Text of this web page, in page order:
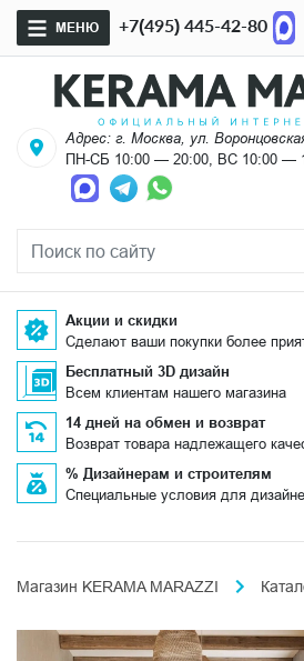
МЕНЮ +7(495) 445-42-80
Адрес: г. Москва, ул.
ПН-СБ 10:00 — 20:00, ВС 10:00 —
Акции и скидки
Сделают ваши покупки более
Бесплатный 3D дизайн
Всем клиентам нашего магазина
14 дней на обмен и возврат
Возврат товара надлежащего
% Дизайнерам и строителям
Специальные условия для
Магазин KERAMA MARAZZI